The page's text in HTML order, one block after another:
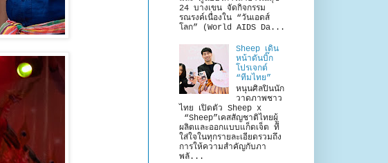
24 บางเขน จัดกิจกรรม
รณรงค์เนื่องใน “วันเอดส์
โลก” (World AIDS Da...
Sheep เดิน
หน้าดันบิ๊ก
โปรเจกต์
“ทีมไทย”
หนุนศิลปินนัก
วาดภาพชาว
ไทย เปิดตัว Sheep x
“Sheep”เคสสัญชาติไทยผู้
ผลิตและออกแบบแก็ดเจ็ต ที่
ใส่ใจในทุกรายละเอียดรวมถึง
การให้ความสำคัญกับภา
พลั...